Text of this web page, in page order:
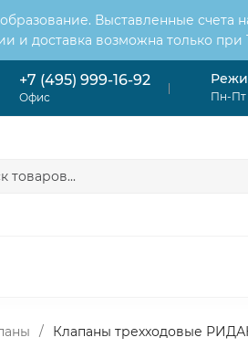
Выставленные счета
и доставка возможна только при
+7 (495) 999-16-92
Офис Пн-Пт
/ Клапаны трехходовые